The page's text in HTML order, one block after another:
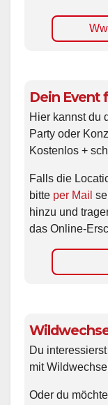
Dein Event
Hier kannst du
Party oder
Kostenlos +
Falls die
bitte per Mail
hinzu und
das Online-
Du
mit
Oder du